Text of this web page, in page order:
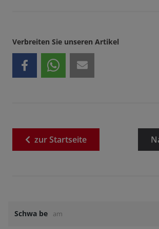
Verbreiten Sie unseren Artikel
zurStartseite
Schwa be am